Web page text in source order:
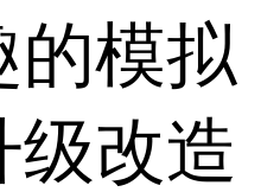
的模拟
级改造